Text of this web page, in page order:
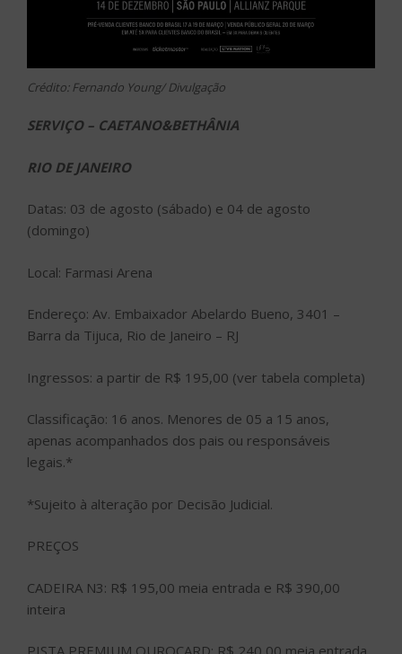
Crédito: Fernando Young/ Divulgação
SERVIÇO – CAETANO&BETHÂNIA
RIO DE JANEIRO
Datas: 03 de agosto (sábado) e 04 de agosto
(domingo)
Local: Farmasi Arena
Endereço: Av. Embaixador Abelardo Bueno, 3401 –
Barra da Tijuca, Rio de Janeiro – RJ
Ingressos: a partir de R$ 195,00 (ver tabela completa)
Classificação: 16 anos. Menores de 05 a 15 anos,
apenas acompanhados dos pais ou responsáveis
legais.*
*Sujeito à alteração por Decisão Judicial.
PREÇOS
CADEIRA N3: R$ 195,00 meia entrada e R$ 390,00
inteira